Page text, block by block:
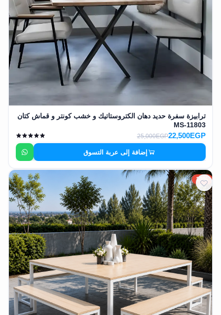
ترابيزة سفرة حديد دهان الكتروستاتيك و خشب كونتر و قماش كتان
MS-11803
22,500EGP
25,000EGP
إضافة إلى عربة التسوق
10%